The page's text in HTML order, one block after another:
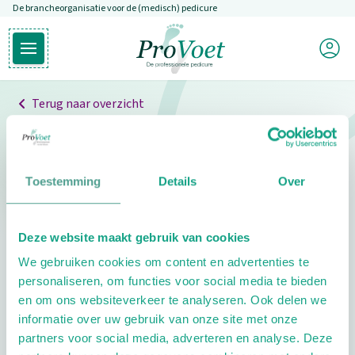
Toestemming Details Over
Deze website maakt gebruik van cookies
We gebruiken cookies om content en advertenties te
personaliseren, om functies voor social media te bieden
en om ons websiteverkeer te analyseren. Ook delen we
informatie over uw gebruik van onze site met onze
partners voor social media, adverteren en analyse. Deze
Overslaan en naar de inhoud gaan
De brancheorganisatie voor de (medisch) pedicure
Open hoofdmenu
Ga naar de homepagina
Mijn
Terug naar overzicht
Professionals
Pedicure niet gevonden
pedicure.